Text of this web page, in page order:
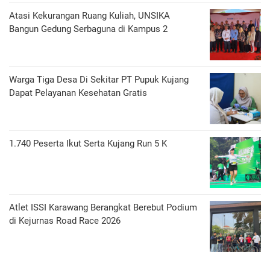
Atasi Kekurangan Ruang Kuliah, UNSIKA
Bangun Gedung Serbaguna di Kampus 2
Warga Tiga Desa Di Sekitar PT Pupuk Kujang
Dapat Pelayanan Kesehatan Gratis
1.740 Peserta Ikut Serta Kujang Run 5 K
Atlet ISSI Karawang Berangkat Berebut Podium
di Kejurnas Road Race 2026